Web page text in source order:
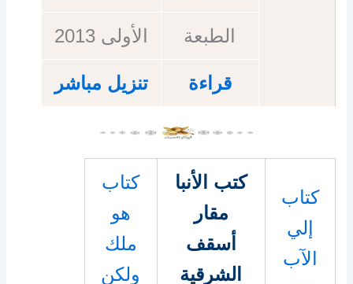
الطبعة الأولى 2013
قراءة تنزيل مباشر
كتاب
إلي
الآب
كتب الأنبا
مقار
أسقف
الشرقية
كتاب
هو
ملك
ولكن